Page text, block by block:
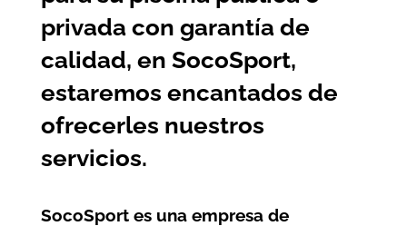
privada con garantía de
calidad, en SocoSport,
estaremos encantados de
ofrecerles nuestros
servicios.
SocoSport es una empresa de